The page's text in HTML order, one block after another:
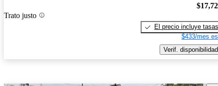
Trato justo
El precio incluye tasas
$433/mes
Verif. disponibilidad